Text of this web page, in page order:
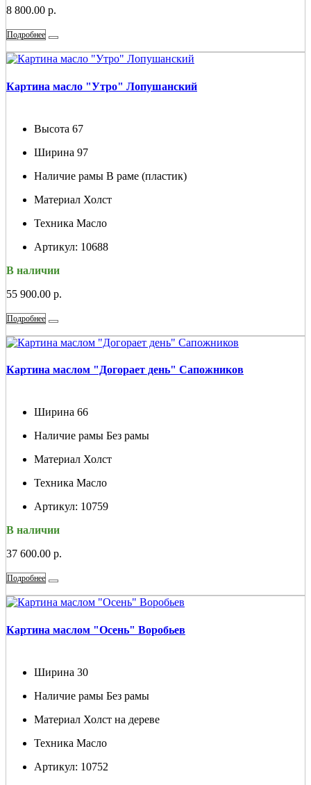
8 800.00 р.
Подробнее
Картина масло "Утро" Лопушанский
Высота 67
Ширина 97
Наличие рамы В раме (пластик)
Материал Холст
Техника Масло
Артикул: 10688
В наличии
55 900.00 р.
Подробнее
Картина маслом "Догорает день" Сапожников
Ширина 66
Наличие рамы Без рамы
Материал Холст
Техника Масло
Артикул: 10759
В наличии
37 600.00 р.
Подробнее
Картина маслом "Осень" Воробьев
Ширина 30
Наличие рамы Без рамы
Материал Холст на дереве
Техника Масло
Артикул: 10752